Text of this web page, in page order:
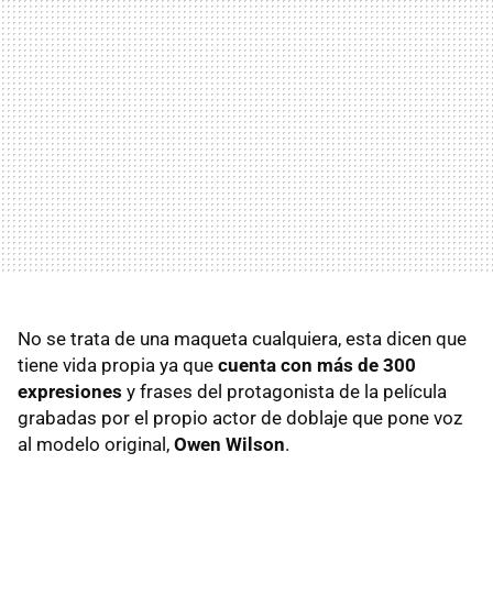
No se trata de una maqueta cualquiera, esta dicen que
tiene vida propia ya que cuenta con más de 300
expresiones y frases del protagonista de la película
grabadas por el propio actor de doblaje que pone voz
al modelo original, Owen Wilson.